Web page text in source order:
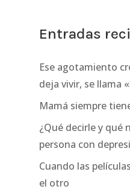
Entradas
Ese agotamiento
deja vivir, se llama
Mamá siempre
¿Qué decirle y qué
persona con
Cuando las
el otro